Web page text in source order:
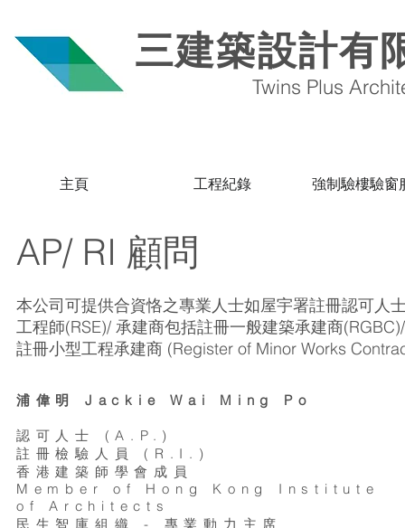
三建築設計有
Twins Plus
主頁 工程紀錄 強制驗樓驗窗
AP/ RI 顧問
本公司可提供合資恪之專業人士如屋宇署註冊認可人
工程師(RSE)/ 承建商包括註冊一般建築承建商
註冊小型工程承建商 (Register of Minor Works
浦偉明 Jackie Wai Ming Po
認可人士 (A.P.)
註冊檢驗人員 (R.I.)
香港建築師學會成員
Member of Hong Kong Institute
of Architects
民生智庫組織 - 專業動力主席